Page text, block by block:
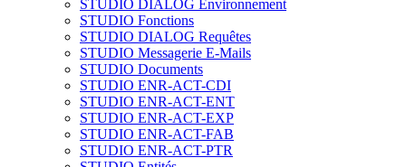
STUDIO DIALOG Environnement
STUDIO Fonctions
STUDIO DIALOG Requêtes
STUDIO Messagerie E-Mails
STUDIO Documents
STUDIO ENR-ACT-CDI
STUDIO ENR-ACT-ENT
STUDIO ENR-ACT-EXP
STUDIO ENR-ACT-FAB
STUDIO ENR-ACT-PTR